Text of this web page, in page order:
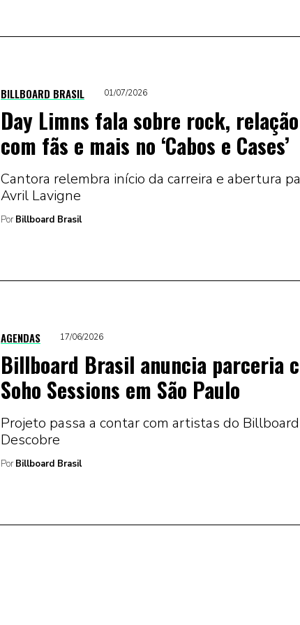
BILLBOARD BRASIL 01/07/2026
Day Limns fala sobre rock, relação
com fãs e mais no ‘Cabos e Cases’
Cantora relembra início da carreira e abertura
Avril Lavigne
Por Billboard Brasil
AGENDAS 17/06/2026
Billboard Brasil anuncia parceria
Soho Sessions em São Paulo
Projeto passa a contar com artistas do Billboard
Descobre
Por Billboard Brasil